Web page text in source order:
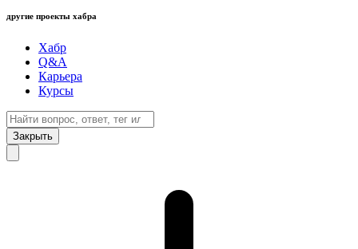
другие проекты хабра
Хабр
Q&A
Карьера
Курсы
Закрыть